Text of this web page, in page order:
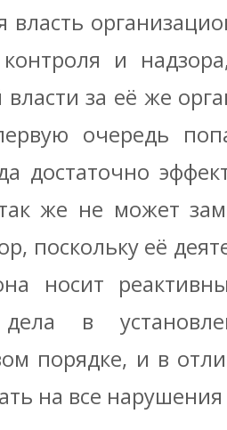
власть
и
за её же
очередь
достаточно
же не может
поскольку её
носит
дела в
порядке, и в
на все